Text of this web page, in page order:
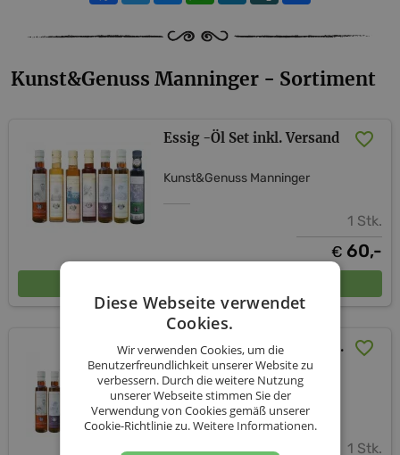
Kunst&Genuss Manninger - Sortiment
Essig -Öl Set inkl. Versand
Kunst&Genuss Manninger
1 Stk.
€ 60,-
Essig-Öl-Honig Paket inkl.
Versand (AT)
Kunst&Genuss Manninger
1 Stk.
Diese Webseite verwendet
Cookies.
Wir verwenden Cookies, um die
Benutzerfreundlichkeit unserer Website zu
verbessern. Durch die weitere Nutzung
unserer Webseite stimmen Sie der
Verwendung von Cookies gemäß unserer
Cookie-Richtlinie zu.Weitere Informationen.